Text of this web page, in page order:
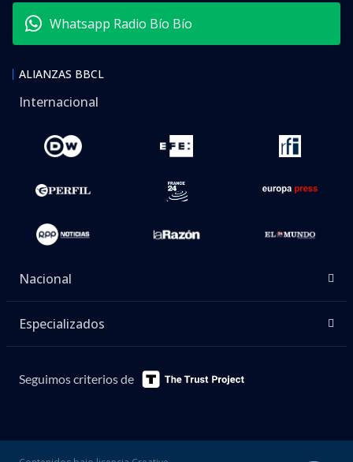
Whatsapp Radio Bío Bío
ALIANZAS BBCL
Internacional
Nacional
Especializados
Seguimos criterios de